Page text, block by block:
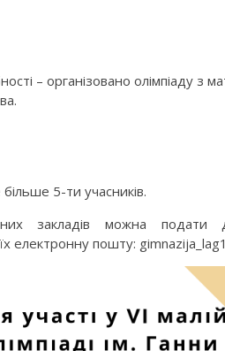
– організовано олімпіаду з
більше 5-ти учасників.
закладів можна
електронну пошту: